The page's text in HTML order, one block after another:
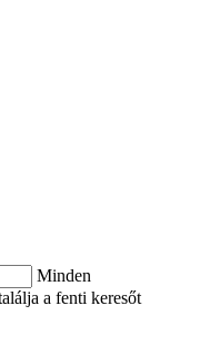
Minden
a fenti keresőt